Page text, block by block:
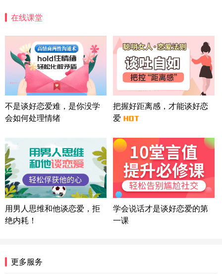
情感方案
北京-朝阳 151****3189
22分钟前
微信用户 巧?媚儿 通过此页面咨询，已获得专属情感
方案
上海-浦东 177****9074
56分钟前
微信用户 Liberty 通过此页面咨询，已获得专属情感
方案
广东-广州 188****5632
湖北-武汉 135****7410
41分钟前
微信用户 困困魚? 通过此页面咨询，已获得专属情感
方案
陕西-西安 139****6283
3分钟前
情感方案
浙江-宁波 150****8921
在线课堂
不是谈好恋爱难，是你没学
会如何处理情绪
把握好距离感，才能谈好恋
爱
用男人思维和他谈恋爱，拒
绝内耗！
学会说话才是谈好恋爱的第
一课
更多服务